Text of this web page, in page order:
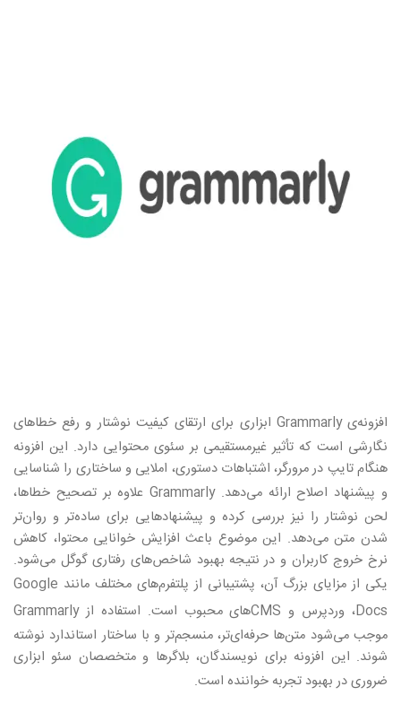
افزونه‌یGrammarly
ابزاری برای ارتقای کیفیت نوشتار و رفع خطاهای
نگارشی است که تأثیر غیرمستقیمی بر سئوی محتوایی دارد. این افزونه
هنگام تایپ در مرورگر، اشتباهات دستوری، املایی و ساختاری را شناسایی
و پیشنهاد اصلاح ارائه می‌دهد. Grammarly
علاوه بر تصحیح خطاها،
لحن نوشتار را نیز بررسی کرده و پیشنهادهایی برای ساده‌تر و روان‌تر
شدن متن می‌دهد. این موضوع باعث افزایش خوانایی محتوا، کاهش
نرخ خروج کاربران و در نتیجه بهبود شاخص‌های رفتاری گوگل می‌شود.
یکی از مزایای بزرگ آن، پشتیبانی از پلتفرم‌های مختلف مانند Google
Docs، وردپرس وCMS های محبوب است. استفاده ازGrammarly
موجب می‌شود متن‌ها حرفه‌ای‌تر، منسجم‌تر و با ساختار استاندارد نوشته
شوند. این افزونه برای نویسندگان، بلاگرها و متخصصان سئو ابزاری
ضروری در بهبود تجربه خواننده است.